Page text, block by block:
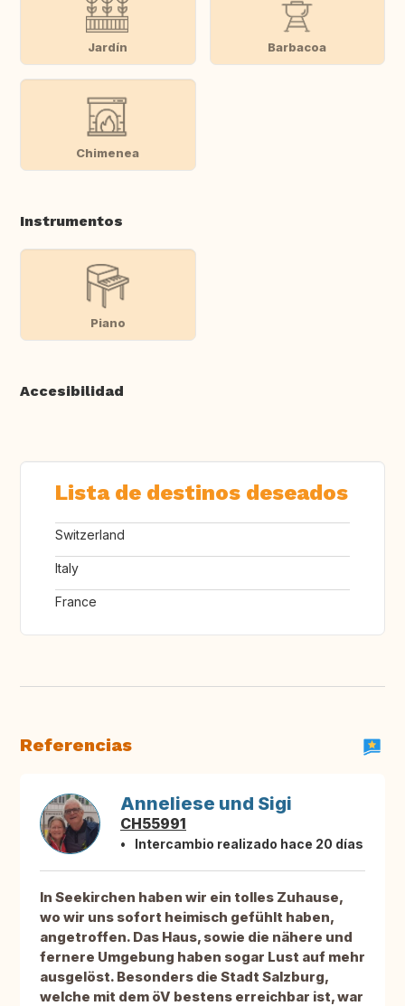
Jardín Barbacoa
Chimenea
Instrumentos
Piano
Accesibilidad
Lista de destinos deseados
Switzerland
Italy
France
Referencias
Anneliese und Sigi
CH55991
Intercambio realizado hace 20 días
In Seekirchen haben wir ein tolles Zuhause,
wo wir uns sofort heimisch gefühlt haben,
angetroffen. Das Haus, sowie die nähere und
fernere Umgebung haben sogar Lust auf mehr
ausgelöst. Besonders die Stadt Salzburg,
welche mit dem öV bestens erreichbar ist, war